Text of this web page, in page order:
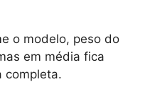
o modelo, peso do
em média fica
completa.